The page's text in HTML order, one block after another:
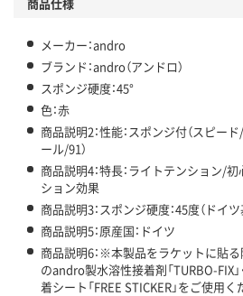
メーカー：andro
ブランド：andro（アンドロ）
スポンジ硬度：45°
色：赤
商品説明2：性能：スポンジ付（スピー
ール/91）
商品説明4：特長：ライトテンション/
ション効果
商品説明3：スポンジ硬度：45度（ドイ
商品説明5：原産国：ドイツ
商品説明6：※本製品をラケットに貼
のandro製水溶性接着剤「TURBO-FIX」
着シート「FREE STICKER」をご使用く